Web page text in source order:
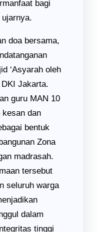
bagi
ujarnya.
doa bersama,
‘Asyarah oleh
Jakarta.
guru MAN 10
dan
bentuk
Zona
madrasah.
tersebut
seluruh warga
dalam
tinggi